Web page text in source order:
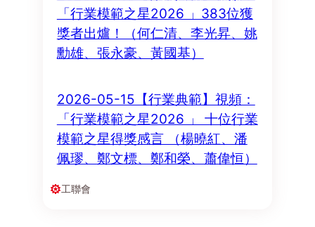
「行業模範之星2026 」383位獲
獎者出爐！（何仁清、李光昇、姚
勳雄、張永豪、黃國基）
2026-05-15【行業典範】視頻：
「行業模範之星2026 」 十位行業
模範之星得獎感言 （楊曉紅、潘
佩璆、鄭文標、鄭和榮、蕭偉恒）
工聯會